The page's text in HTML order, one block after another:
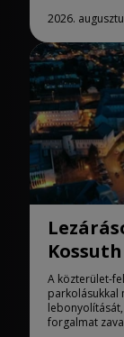
2026.
A közterület-
parkolásukkal
forgalmat